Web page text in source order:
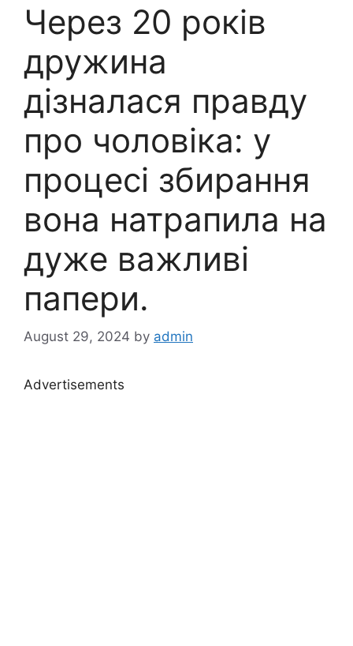
Через 20 років
дружина
дізналася правду
про чоловіка: у
процесі збирання
вона натрапила на
дуже важливі
папери.
August 29, 2024 by admin
Advertisements